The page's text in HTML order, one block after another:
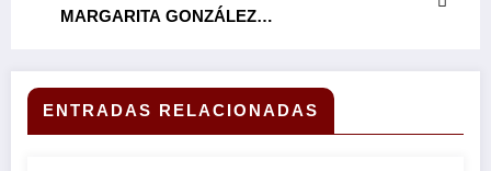
MARGARITA GONZÁLEZ
IRAGORRI DURÁN COMO TITULAR DE TAN
NOBLE ORGANISMO…
ENTRADAS RELACIONADAS